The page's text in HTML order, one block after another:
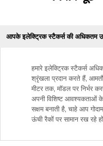
आपके इलेक्ट्रिक स्टैकर्स की अधिकतम
हमारे इलेक्ट्रिक स्टैकर्स
श्रृंखला प्रदान करते हैं,
मीटर तक, मॉडल पर निर्भर
अपनी विशिष्ट आवश्यकताओं
सक्षम बनाती है, चाहे आप
ऊंची रैकों पर सामान रख रहे